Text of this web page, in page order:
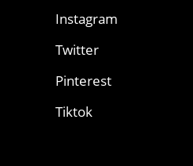
Instagram
Twitter
Pinterest
Tiktok